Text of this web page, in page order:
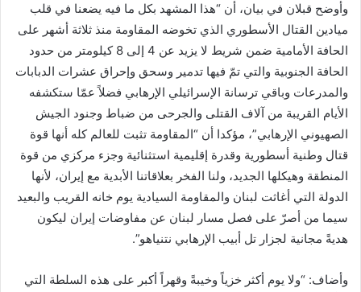
وأوضح قبلان في بيان، أن “هذا المشهد بكل ما فيه يضعنا في قلب
ميادين القتال الأسطوري الذي تخوضه المقاومة منذ ثلاثة أشهر على
الحافة الأمامية ضمن شريط لا يزيد عن 4 إلى 8 كيلومتر من حدود
الحافة الجنوبية والتي تمّ فيها تدمير وسحق وإحراق عشرات الدبابات
والمدرعات وباقي ترسانة الإسرائيلي الإرهابي فضلاً عمّا ستكشفه
الأيام القريبة من آلاف القتلى والجرحى من ضباط وجنود الجيش
الصهيوني الإرهابي”، مؤكدا أن “المقاومة تثبت للعالم كله أنها قوة
قتال وطنية أسطورية وقدرة إقليمية استثنائية وجزء مركزي من قوة
المنطقة وهيكلها الجديد، ولنا الفخر بعلاقاتنا الأبدية مع إيران، لأنها
الدولة التي أغاثت لبنان والمقاومة السيادية يوم خانه القريب والبعيد
سيما من أصرّ على فصل مسار لبنان عن مفاوضات إيران ليكون
هديةً مجانية لجزار تل أبيب الإرهابي نتنياهو”.
وأضاف: “ولا يوم أكثر خزياً وخيبةً وقهراً أكبر على هذه السلطة التي